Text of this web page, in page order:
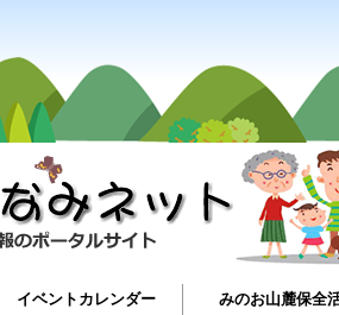
イベントカレンダー みのお山麓保全